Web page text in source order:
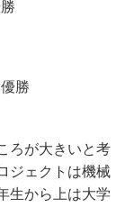
勝
ろが大きいと考
ジェクトは機械
生から上は大学